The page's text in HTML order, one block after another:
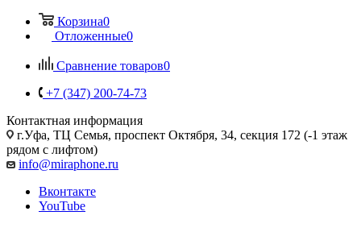
Корзина0
Отложенные0
Сравнение товаров0
+7 (347) 200-74-73
Контактная информация
г.Уфа, ТЦ Семья, проспект Октября, 34, секция 172 (-1 этаж
рядом с лифтом)
info@miraphone.ru
Вконтакте
YouTube